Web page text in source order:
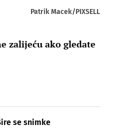
Patrik Macek/PIXSELL
zalijeću ako gledate
se snimke